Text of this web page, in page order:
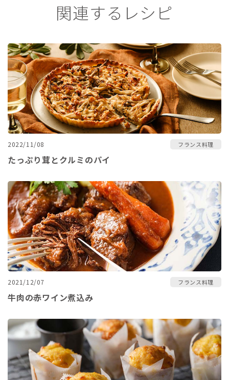
関連するレシピ
2022/11/08 フランス料理
たっぷり茸とクルミのパイ
2021/12/07 フランス料理
牛肉の赤ワイン煮込み